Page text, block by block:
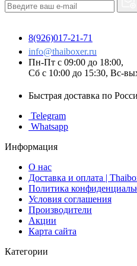
8(926)017-21-71
info@thaiboxer.ru
Пн-Пт с 09:00 до 18:00,
Сб с 10:00 до 15:30, Вс-
Быстрая доставка по
Telegram
Whatsapp
Информация
О нас
Доставка и оплата |
Политика
Условия соглашения
Производители
Акции
Карта сайта
Категории